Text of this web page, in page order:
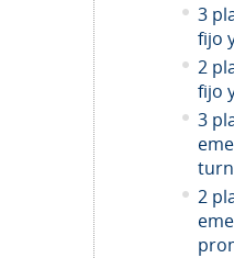
3
fijo
2
fijo
3
2